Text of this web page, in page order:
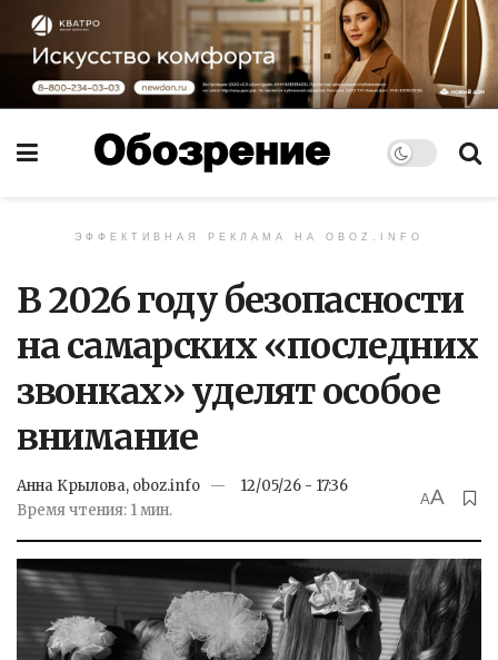
ЭФФЕКТИВНАЯ РЕКЛАМА НА OBOZ.INFO
В 2026 году безопасности
на самарских «последних
звонках» уделят особое
внимание
Анна Крылова, oboz.info
12/05/26 - 17:36
Время чтения: 1 мин.
AA